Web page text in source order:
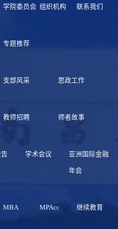
学院委员会 组织机构 联系我们
专题推荐
支部风采 思政工作
教师招聘 师者故事
学术会议 亚洲国际金融
年会
MBA MPAcc 继续教育